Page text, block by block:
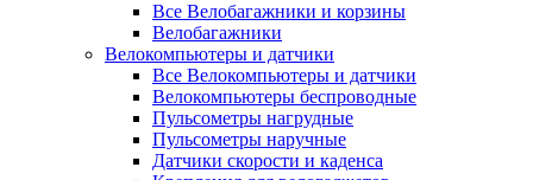
Все Велобагажники и корзины
Велобагажники
Велокомпьютеры и датчики
Все Велокомпьютеры и датчики
Велокомпьютеры беспроводные
Пульсометры нагрудные
Пульсометры наручные
Датчики скорости и каденса